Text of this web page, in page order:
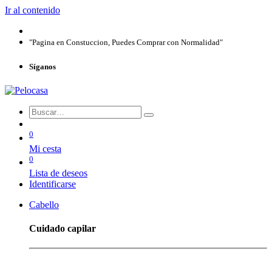
Ir al contenido
"Pagina en Constuccion, Puedes Comprar con Normalidad"
Síganos
0
Mi cesta
0
Lista de deseos
Identificarse
Cabello
Cuidado capilar